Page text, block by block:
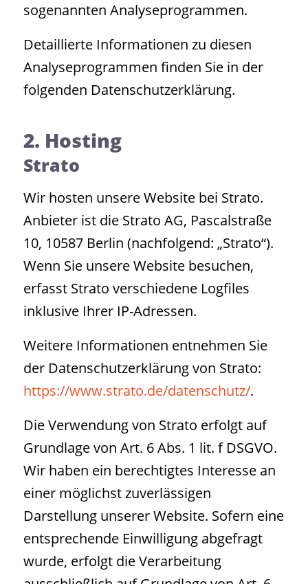
sogenannten Analyseprogrammen.
Detaillierte Informationen zu diesen
Analyseprogrammen finden Sie in der
folgenden Datenschutzerklärung.
2. Hosting
Strato
Wir hosten unsere Website bei Strato.
Anbieter ist die Strato AG, Pascalstraße
10, 10587 Berlin (nachfolgend: „Strato“).
Wenn Sie unsere Website besuchen,
erfasst Strato verschiedene Logfiles
inklusive Ihrer IP-Adressen.
Weitere Informationen entnehmen Sie
der Datenschutzerklärung von Strato:
https://www.strato.de/datenschutz/.
Die Verwendung von Strato erfolgt auf
Grundlage von Art. 6 Abs. 1 lit. f DSGVO.
Wir haben ein berechtigtes Interesse an
einer möglichst zuverlässigen
Darstellung unserer Website. Sofern eine
entsprechende Einwilligung abgefragt
wurde, erfolgt die Verarbeitung